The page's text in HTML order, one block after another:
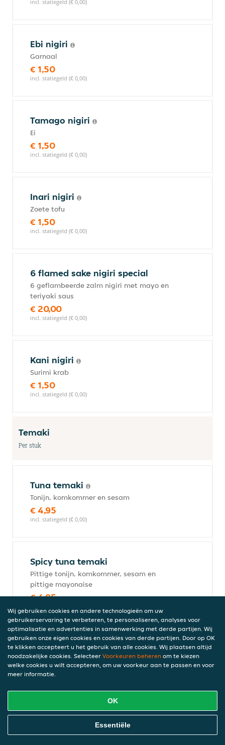
incl. statiegeld (€ 0,00)
Ebi nigiri
Garnaal
€ 1,50
incl. statiegeld (€ 0,00)
Tamago nigiri
Ei
€ 1,50
incl. statiegeld (€ 0,00)
Inari nigiri
Zoete tofu
€ 1,50
incl. statiegeld (€ 0,00)
6 flamed sake nigiri special
6 geflambeerde zalm nigiri met mayo en
teriyaki saus
€ 20,00
incl. statiegeld (€ 0,00)
Kani nigiri
Surimi krab
€ 1,50
incl. statiegeld (€ 0,00)
Temaki
Per stuk
Tuna temaki
Tonijn, komkommer en sesam
€ 4,95
incl. statiegeld (€ 0,00)
Spicy tuna temaki
Pittige tonijn, komkommer, sesam en
pittige mayonaise
€ 4,95
Ebi temaki
Gefrituurde garnaal, komkommer, sesam,
Japanse mayonaise en chilisaus
incl. statiegeld (€ 0,00)
Unagi temaki
Online Eten Bestellen
Wij gebruiken cookies en andere technologieën om uw
gebruikerservaring te verbeteren, te personaliseren, analyses voor
optimalisatie en advertenties in samenwerking met derde partijen. Wij
gebruiken onze eigen cookies en cookies van derde partijen. Door op OK
te klikken accepteert u het gebruik van alle cookies. Wij plaatsen altijd
noodzakelijke cookies. Selecteer Voorkeuren beheren om te kiezen
welke cookies u wilt accepteren, om uw voorkeur aan te passen en voor
meer informatie.
OK
Essentiële